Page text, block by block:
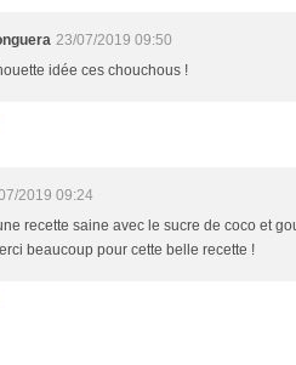
23/07/2019 09:50
idée ces chouchous !
2019 09:24
recette saine avec le sucre de coco et
beaucoup pour cette belle recette !